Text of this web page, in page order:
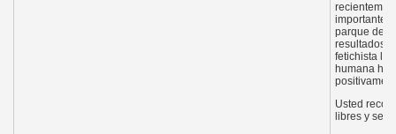
importante
parque de
resultados
fetichista la
humana
Usted
libres y se